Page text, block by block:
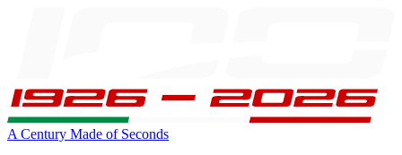
A Century Made of Seconds